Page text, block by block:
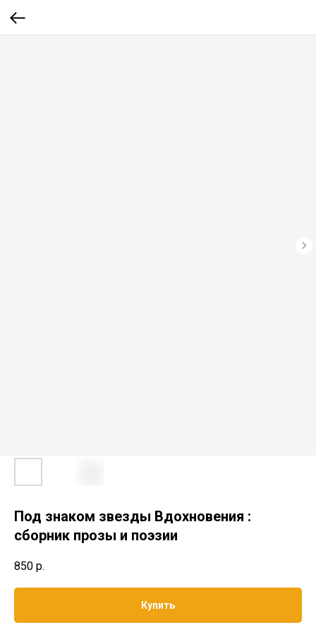
Под знаком звезды Вдохновения :
сборник прозы и поэзии
850 р.
Купить